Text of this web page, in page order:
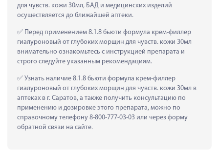
для чувств. кожи 30мл, БАД и медицинских изделий
осуществляется до ближайшей аптеки.
Перед применением 8.1.8 бьюти формула крем-филлер
гиалуроновый от глубоких морщин для чувств. кожи 30мл
внимательно ознакомьтесь с инструкцией препарата и
строго следуйте указанным рекомендациям.
Узнать наличие 8.1.8 бьюти формула крем-филлер
гиалуроновый от глубоких морщин для чувств. кожи 30мл в
аптеках в г. Саратов, а также получить консультацию по
применению и дозировке этого препарата, можно по
справочному телефону 8-800-777-03-03 или через форму
обратной связи на сайте.